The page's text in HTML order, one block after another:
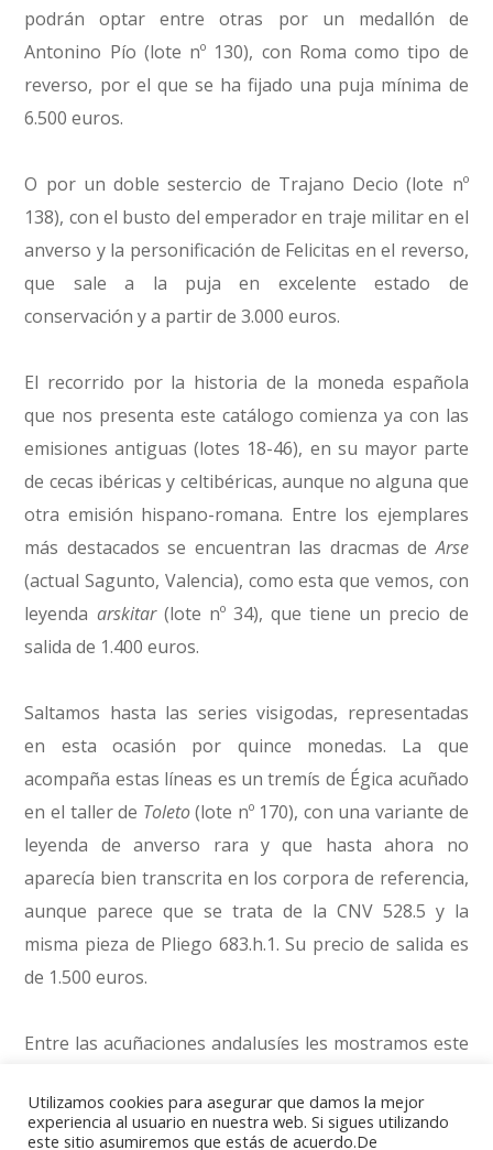
podrán optar entre otras por un medallón de
Antonino Pío (lote nº 130), con Roma como tipo de
reverso, por el que se ha fijado una puja mínima de
6.500 euros.
O por un doble sestercio de Trajano Decio (lote nº
138), con el busto del emperador en traje militar en el
anverso y la personificación de Felicitas en el reverso,
que sale a la puja en excelente estado de
conservación y a partir de 3.000 euros.
El recorrido por la historia de la moneda española
que nos presenta este catálogo comienza ya con las
emisiones antiguas (lotes 18-46), en su mayor parte
de cecas ibéricas y celtibéricas, aunque no alguna que
otra emisión hispano-romana. Entre los ejemplares
más destacados se encuentran las dracmas deArse
(actual Sagunto, Valencia), como esta que vemos, con
leyenda arskitar(lote nº 34), que tiene un precio de
salida de 1.400 euros.
Saltamos hasta las series visigodas, representadas
en esta ocasión por quince monedas. La que
acompaña estas líneas es un tremís de Égica acuñado
en el taller de Toleto(lote nº 170), con una variante de
leyenda de anverso rara y que hasta ahora no
aparecía bien transcrita en los corpora de referencia,
aunque parece que se trata de la CNV 528.5 y la
misma pieza de Pliego 683.h.1. Su precio de salida es
de 1.500 euros.
Entre las acuñaciones andalusíes les mostramos este
en la ceca de Ceuta y que presenta una distribución
inédita de la leyenda. Sale a subasta en 2.500 euros.
Utilizamos cookies para asegurar que damos la mejor
experiencia al usuario en nuestra web. Si sigues utilizando
este sitio asumiremos que estás de acuerdo.De